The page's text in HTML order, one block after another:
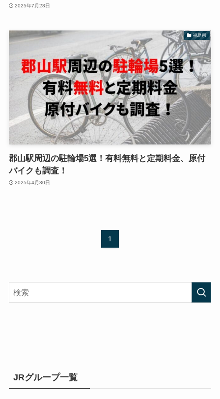
2025年7月28日
福島県
郡山駅周辺の駐輪場5選！有料無料と定期料金、原付
バイクも調査！
2025年4月30日
1
JRグループ一覧